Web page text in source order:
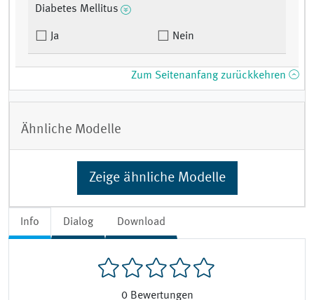
Info Dialog Download
0 Bewertungen
Diabetes Mellitus
Ja Nein
Zum Seitenanfang zurückkehren
Ähnliche Modelle
Zeige ähnliche Modelle